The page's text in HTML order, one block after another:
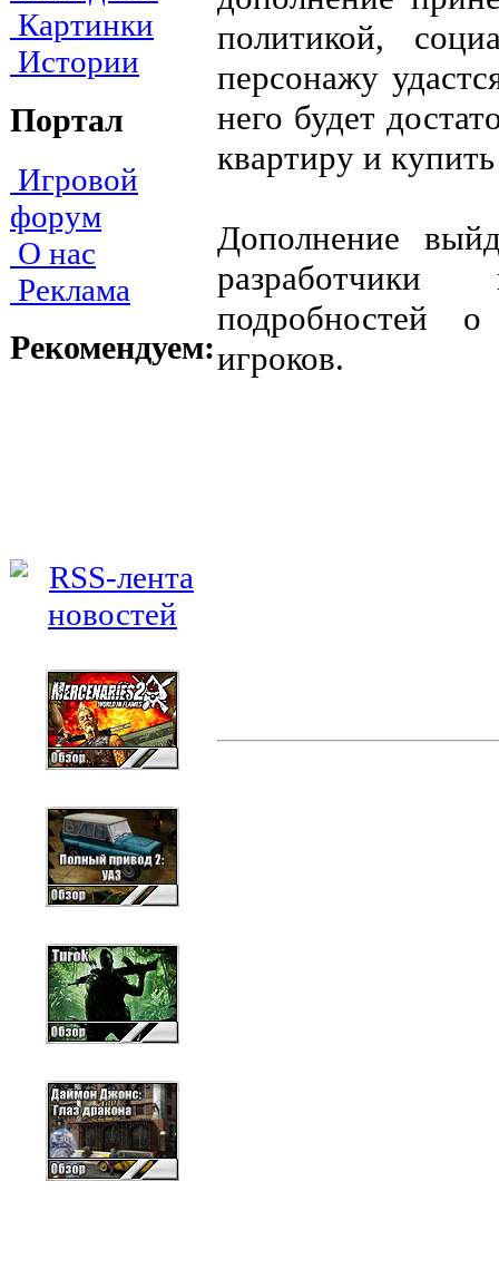
Картинки
Истории
Портал
Игровой
форум
О нас
Реклама
Рекомендуем:
политикой,
персонажу
него будет
квартиру и
Дополнение
подробностей
игроков.